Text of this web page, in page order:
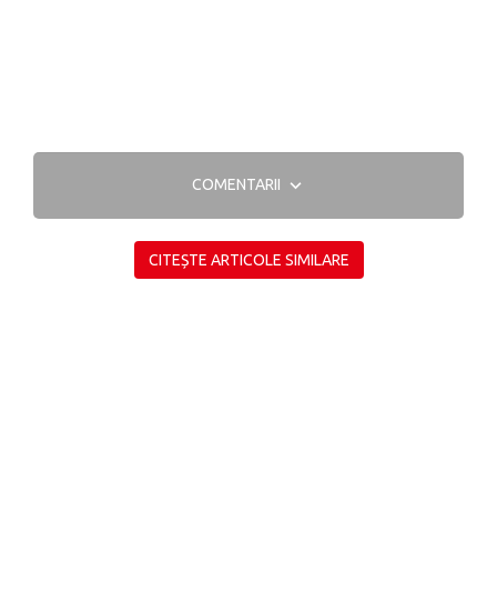
COMENTARII
CITEȘTE ARTICOLE SIMILARE